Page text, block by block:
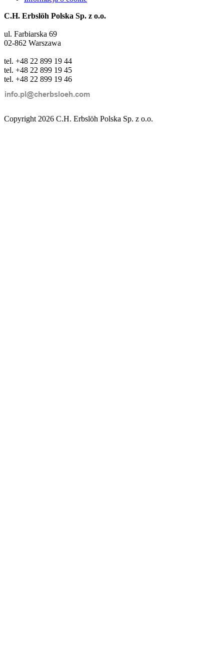
C.H. Erbslöh Polska Sp. z o.o.
ul. Farbiarska 69
02-862 Warszawa
tel. +48 22 899 19 44
tel. +48 22 899 19 45
tel. +48 22 899 19 46
Copyright 2026 C.H. Erbslöh Polska Sp. z o.o.